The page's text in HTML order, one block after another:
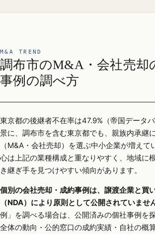
M&A TREND
調布市のM&A・会社売却
事例の調べ方
東京都の後継者不在率は47.9%（帝国データ
景に、調布市を含む東京都でも、親族内承継
（M&A・会社売却）を選ぶ中小企業が増えて
心は上記の業種構成と重なりやすく、地域に
き継ぎ手を見つけやすい傾向があります。
個別の会社売却・成約事例は、譲渡企業と買
（NDA）により原則として公開されていません
例」を調べる場合は、公開済みの個社事例を
全体の動向・公的窓口の成約実績・自社の概